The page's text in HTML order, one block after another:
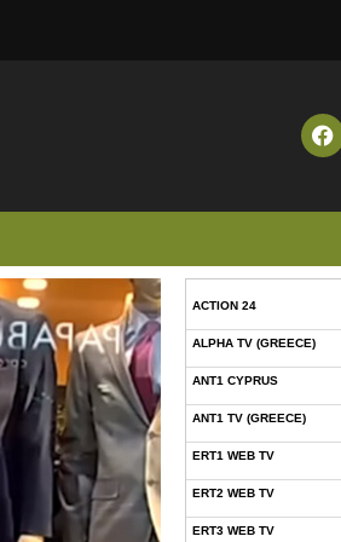
ACTION 24
ALPHA TV (GREECE)
ANT1 CYPRUS
ANT1 TV (GREECE)
ERT1 WEB TV
ERT2 WEB TV
ERT3 WEB TV